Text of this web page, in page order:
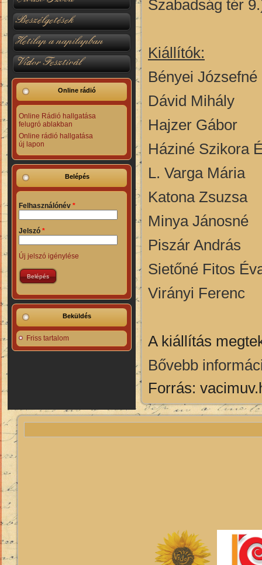
Beszélgetések
Hetilap a napilapban
Vidor Fesztivál
Online rádió
Online Rádió hallgatása
felugró ablakban
Online rádió hallgatása
új lapon
Belépés
Felhasználónév *
Jelszó *
Új jelszó igénylése
Beküldés
Friss tartalom
Szabadság tér
Kiállítók:
Bényei Józsefné
Dávid Mihály
Hajzer Gábor
Háziné Szikora
L. Varga Mária
Katona Zsuzsa
Minya Jánosné
Piszár András
Sietőné Fitos
Virányi Ferenc
A kiállítás
Bővebb
Forrás: